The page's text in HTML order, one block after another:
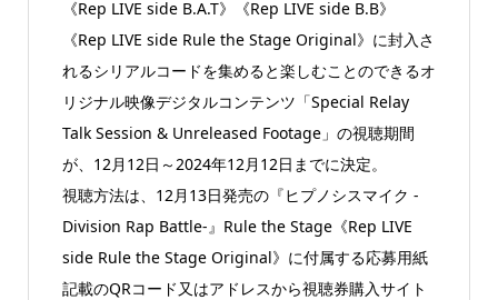
《Rep LIVE side B.A.T》《Rep LIVE side B.B》
《Rep LIVE side Rule the Stage Original》に封入さ
れるシリアルコードを集めると楽しむことのできるオ
リジナル映像デジタルコンテンツ「Special Relay
Talk Session & Unreleased Footage」の視聴期間
が、12月12日～2024年12月12日までに決定。
視聴方法は、12月13日発売の『ヒプノシスマイク -
Division Rap Battle-』Rule the Stage《Rep LIVE
side Rule the Stage Original》に付属する応募用紙
記載のQRコード又はアドレスから視聴券購入サイト